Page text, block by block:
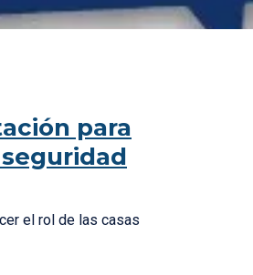
para
el rol de las casas